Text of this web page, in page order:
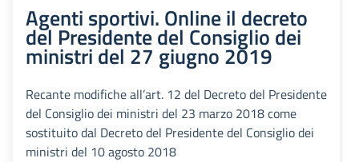
Agenti sportivi. Online il decreto
del Presidente del Consiglio dei
ministri del 27 giugno 2019
Recante modifiche all’art. 12 del Decreto del Presidente
del Consiglio dei ministri del 23 marzo 2018 come
sostituito dal Decreto del Presidente del Consiglio dei
ministri del 10 agosto 2018